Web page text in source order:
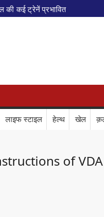
की कई ट्रेनें प्रभावित
ट्रेन
विस्तारित
में बड़ा बदलाव
ऑफ इंडिया’ सम्मान
दिया बड़ा संदेश
Train
डिजिटल कवच
BPCL
लाइफ स्टाइल हेल्थ खेल
of VDA